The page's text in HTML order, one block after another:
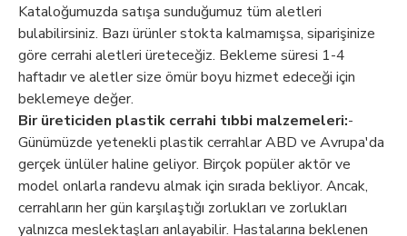
Kataloğumuzda satışa sunduğumuz tüm aletleri
bulabilirsiniz. Bazı ürünler stokta kalmamışsa, siparişinize
göre cerrahi aletleri üreteceğiz. Bekleme süresi 1-4
haftadır ve aletler size ömür boyu hizmet edeceği için
beklemeye değer.
Bir üreticiden plastik cerrahi tıbbi malzemeleri:-
Günümüzde yetenekli plastik cerrahlar ABD ve Avrupa'da
gerçek ünlüler haline geliyor. Birçok popüler aktör ve
model onlarla randevu almak için sırada bekliyor. Ancak,
cerrahların her gün karşılaştığı zorlukları ve zorlukları
yalnızca meslektaşları anlayabilir. Hastalarına beklenen